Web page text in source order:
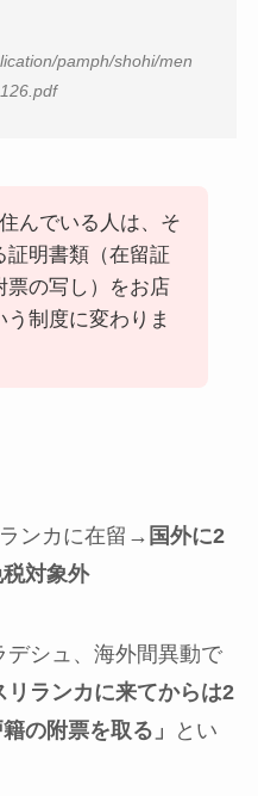
pamph/shohi/men
んでいる人は、そ
証明書類（在留証
票の写し）をお店
制度に変わりま
ンカに在留→ 国外に2
対象外
シュ、海外間異動で
リランカに来てからは2
の附票を取る」
とい